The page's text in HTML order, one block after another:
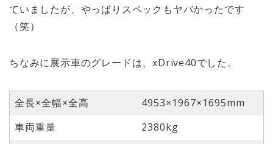
ていましたが、やっぱりスペックもヤバかったです
（笑）
ちなみに展示車のグレードは、xDrive40でした。
全長×全幅×全高
4953×1967×1695mm
車両重量
2380kg